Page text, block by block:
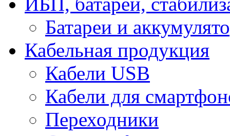
Батареи и
Кабельная продукция
Кабели USB
Кабели для
Переходники